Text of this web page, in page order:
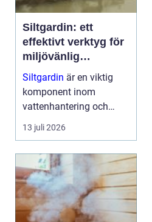
Siltgardin: ett
effektivt verktyg för
miljövänlig
vattenhantering
Siltgardin är en viktig
komponent inom
vattenhantering och
miljöskydd, särskilt i
verksamheter som
sjögrävning. Dessa
barriärer hjälper till att
minska grumling och
sp...
13 juli 2026